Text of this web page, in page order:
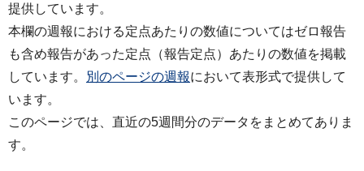
提供しています。
本欄の週報における定点あたりの数値についてはゼロ報告
も含め報告があった定点（報告定点）あたりの数値を掲載
しています。
別のページの週報において表形式で提供して
います。
このページでは、直近の5週間分のデータをまとめてありま
す。